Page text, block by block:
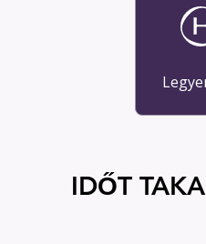
IDŐT